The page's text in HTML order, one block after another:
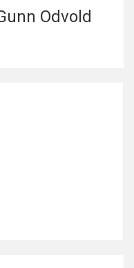
Odvold